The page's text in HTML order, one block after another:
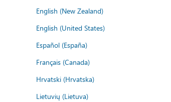
English (New Zealand)
English (United States)
Español (España)
Français (Canada)
Hrvatski (Hrvatska)
Lietuvių (Lietuva)